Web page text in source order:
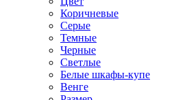
Коричневые
Серые
Темные
Черные
Светлые
Белые шкафы-купе
Венге